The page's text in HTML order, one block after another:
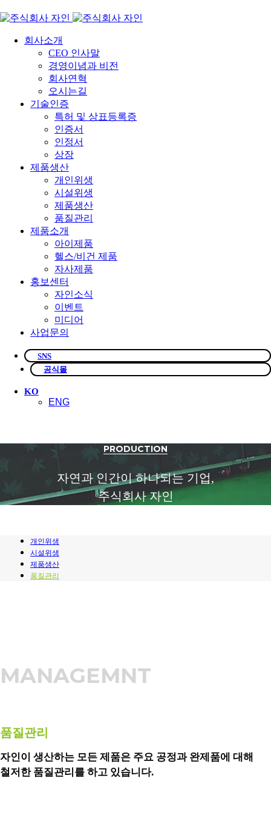
회사소개
CEO 인사말
경영이념과 비전
회사연혁
오시는길
기술인증
특허 및 상표등록증
인증서
인정서
상장
제품생산
개인위생
시설위생
제품생산
품질관리
제품소개
아이제품
헬스/비건 제품
자사제품
홍보센터
자인소식
이벤트
미디어
사업문의
SNS
공식몰
KO
ENG
PRODUCTION
자연과 인간이 하나되는 기업,
주식회사자인
개인위생
시설위생
제품생산
품질관리
MANAGEMNT
품질관리
자인이 생산하는 모든 제품은 주요 공정과 완제품에 대해
철저한 품질관리를 하고 있습니다.